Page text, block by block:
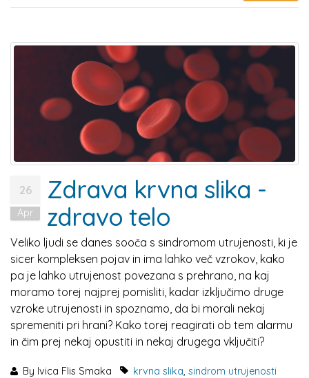
26
Apr
Zdrava krvna slika -
zdravo telo
Veliko ljudi se danes sooča s sindromom utrujenosti, ki je
sicer kompleksen pojav in ima lahko več vzrokov, kako
pa je lahko utrujenost povezana s prehrano, na kaj
moramo torej najprej pomisliti, kadar izključimo druge
vzroke utrujenosti in spoznamo, da bi morali nekaj
spremeniti pri hrani? Kako torej reagirati ob tem alarmu
in čim prej nekaj opustiti in nekaj drugega vključiti?
By Ivica Flis Smaka krvna slika, sindrom utrujenosti